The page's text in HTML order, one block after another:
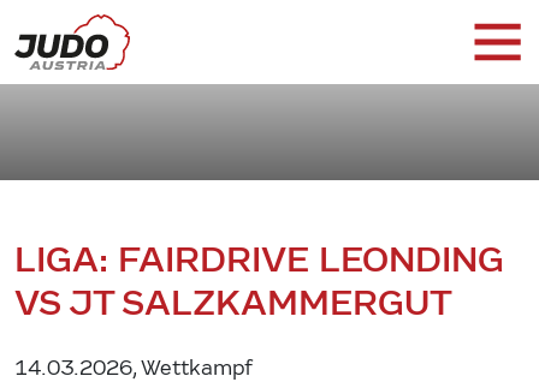
LIGA: FAIRDRIVE LEONDING
VS JT SALZKAMMERGUT
14.03.2026, Wettkampf